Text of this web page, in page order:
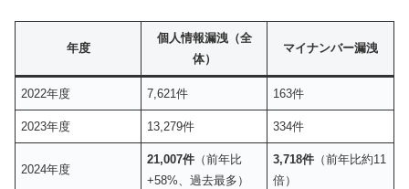
年度
個人情報漏洩（全
体）
マイナンバー漏洩
2022年度 7,621件 163件
2023年度 13,279件 334件
2024年度
21,007件 （前年比
+58%、過去最多）
3,718件 （前年比約11
倍）